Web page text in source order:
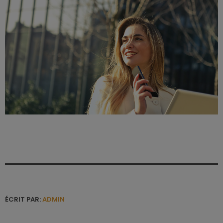
ÉCRIT PAR:ADMIN